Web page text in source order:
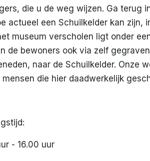
die u de weg wijzen. Ga terug
actueel een Schuilkelder kan zijn,
museum verscholen ligt onder
de bewoners ook via zelf
naar de Schuilkelder. Onze
mensen die hier daadwerkelijk
- 16.00 uur